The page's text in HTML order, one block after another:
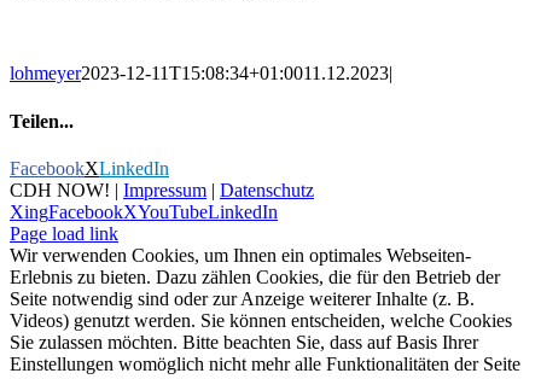
lohmeyer2023-12-11T15:08:34+01:0011.12.2023|
Teilen...
FacebookXLinkedIn
CDH NOW! | Impressum | Datenschutz
XingFacebookXYouTubeLinkedIn
Page load link
Wir verwenden Cookies, um Ihnen ein optimales Webseiten-
Erlebnis zu bieten. Dazu zählen Cookies, die für den Betrieb der
Seite notwendig sind oder zur Anzeige weiterer Inhalte (z. B.
Videos) genutzt werden. Sie können entscheiden, welche Cookies
Sie zulassen möchten. Bitte beachten Sie, dass auf Basis Ihrer
Einstellungen womöglich nicht mehr alle Funktionalitäten der Seite